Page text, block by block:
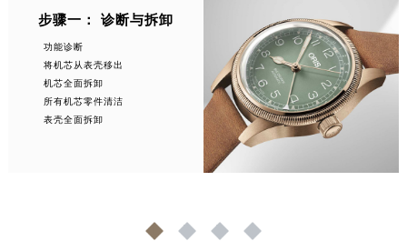
步骤一： 诊断与拆卸
功能诊断
将机芯从表壳移出
机芯全面拆卸
所有机芯零件清洁
表壳全面拆卸
1 2 3 4